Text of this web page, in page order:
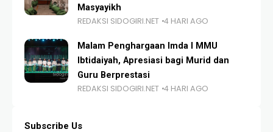
Masyayikh
REDAKSI SIDOGIRI.NET 4 HARI AGO
Malam Penghargaan Imda I MMU
Ibtidaiyah, Apresiasi bagi Murid dan
Guru Berprestasi
REDAKSI SIDOGIRI.NET 4 HARI AGO
Subscribe Us